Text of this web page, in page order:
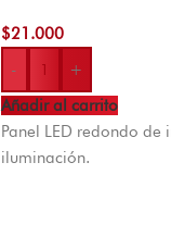
$21.000
-
+
Añadir al carrito
Panel LED redondo
iluminación.